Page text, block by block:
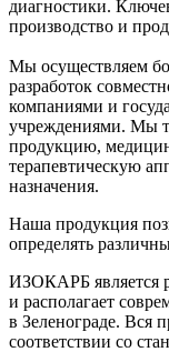
диагностики.
производство и
Мы осуществляем
разработок
компаниями и
учреждениями. Мы
продукцию,
терапевтическую
назначения.
Наша продукция
определять
ИЗОКАРБ является
и располагает
в Зеленограде. Вся
соответствии со